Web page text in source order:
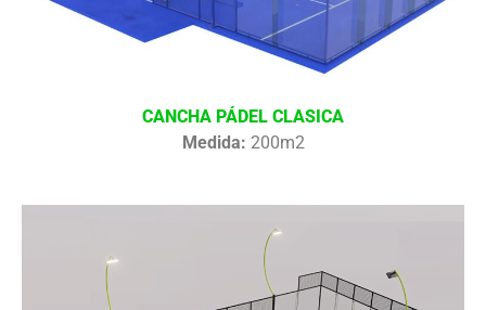
CANCHA PÁDEL CLASICA
Medida: 200m2